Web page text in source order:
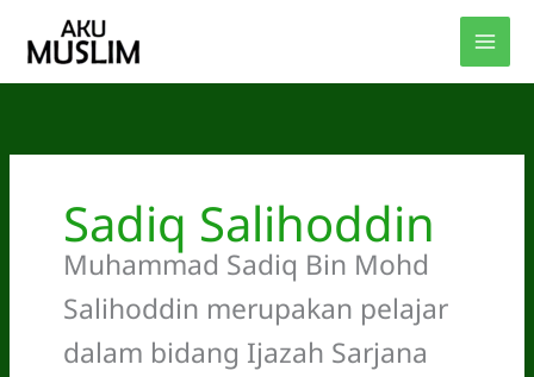
Sadiq Salihoddin
Muhammad Sadiq Bin Mohd
Salihoddin merupakan pelajar
dalam bidang Ijazah Sarjana